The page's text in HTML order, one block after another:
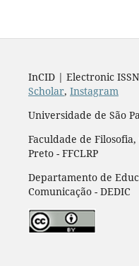
InCID | Electronic
Scholar, Instagram
Universidade de São
Faculdade de
Preto - FFCLRP
Departamento de
Comunicação - DEDIC